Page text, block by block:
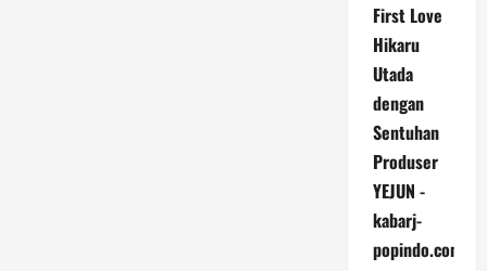
First Love
Hikaru
Utada
dengan
Sentuhan
Produser
YEJUN -
kabarj-
popindo.com